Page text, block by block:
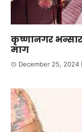
कृष्णानगर
माग
December 25, 2024